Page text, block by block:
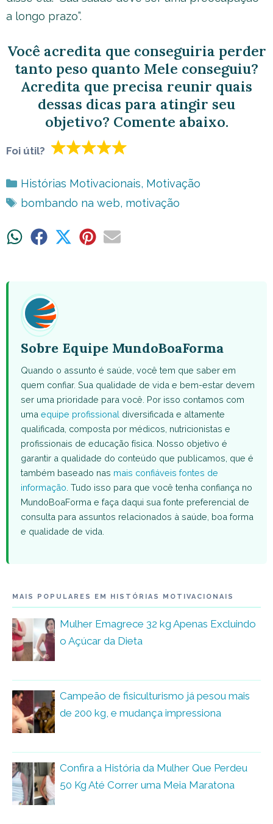
a longo prazo”.
Você acredita que conseguiria perder
tanto peso quanto Mele conseguiu?
Acredita que precisa reunir quais
dessas dicas para atingir seu
objetivo? Comente abaixo.
Foi útil?
Categorias
Histórias Motivacionais, Motivação
Tags
bombando na web, motivação
ShareShare ShareShareShare
Sobre Equipe MundoBoaForma
Quando o assunto é saúde, você tem que saber em
quem confiar. Sua qualidade de vida e bem-estar devem
ser uma prioridade para você. Por isso contamos com
uma equipe profissional diversificada e altamente
qualificada, composta por médicos, nutricionistas e
profissionais de educação física. Nosso objetivo é
garantir a qualidade do conteúdo que publicamos, que é
também baseado nas mais confiáveis fontes de
informação . Tudo isso para que você tenha confiança no
MundoBoaForma e faça daqui sua fonte preferencial de
consulta para assuntos relacionados à saúde, boa forma
e qualidade de vida.
MAIS POPULARES EM HISTÓRIAS MOTIVACIONAIS
Mulher Emagrece 32 kg Apenas Excluindo
o Açúcar da Dieta
Campeão de fisiculturismo já pesou mais
de 200 kg, e mudança impressiona
Confira a História da Mulher Que Perdeu
50 Kg Até Correr uma Meia Maratona